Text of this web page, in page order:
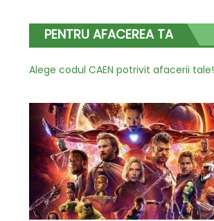
PENTRU AFACEREA TA
Alege codul CAEN potrivit afacerii tale!